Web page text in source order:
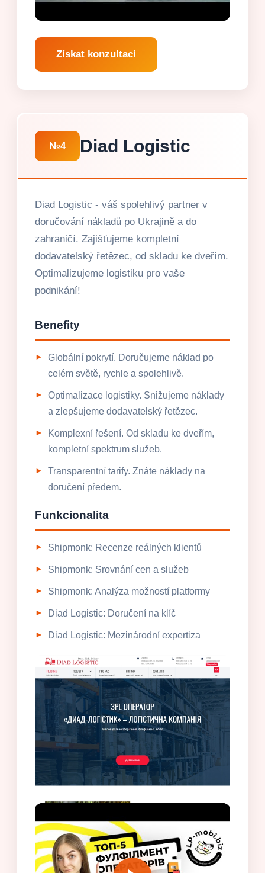
Získat konzultaci
№4 Diad Logistic
Diad Logistic - váš spolehlivý partner v
doručování nákladů po Ukrajině a do
zahraničí. Zajišťujeme kompletní
dodavatelský řetězec, od skladu ke dveřím.
Optimalizujeme logistiku pro vaše
podnikání!
Benefity
Globální pokrytí. Doručujeme náklad po
celém světě, rychle a spolehlivě.
Optimalizace logistiky. Snižujeme náklady
a zlepšujeme dodavatelský řetězec.
Komplexní řešení. Od skladu ke dveřím,
kompletní spektrum služeb.
Transparentní tarify. Znáte náklady na
doručení předem.
Funkcionalita
Shipmonk: Recenze reálných klientů
Shipmonk: Srovnání cen a služeb
Shipmonk: Analýza možností platformy
Diad Logistic: Doručení na klíč
Diad Logistic: Mezinárodní expertiza